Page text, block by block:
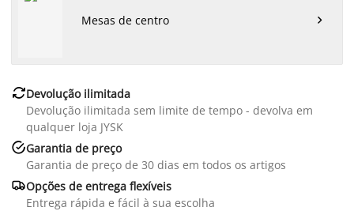
Mesas de centro 
Devolução ilimitada
Devolução ilimitada sem limite de tempo - devolva em
qualquer loja JYSK
Garantia de preço
Garantia de preço de 30 dias em todos os artigos
Opções de entrega flexíveis
Entrega rápida e fácil à sua escolha